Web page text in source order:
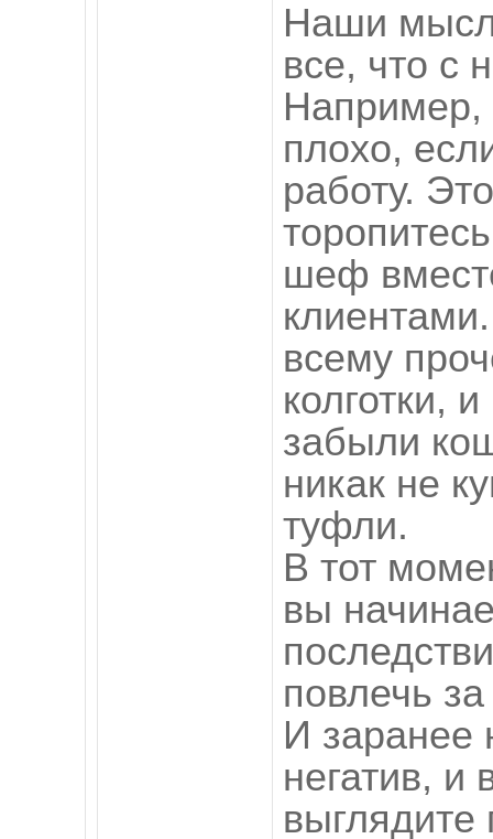
Наши
все, что с
Например,
плохо,
работу.
шеф
всему
колготки,
забыли
никак не
туфли.
В тот
вы
повлечь
И заранее
негатив, и
выглядите